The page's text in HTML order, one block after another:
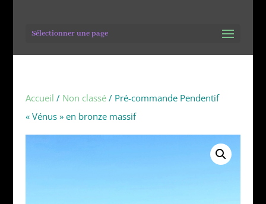
Sélectionner une page
Accueil / Non classé/ Pré-commande Pendentif
« Vénus » en bronze massif